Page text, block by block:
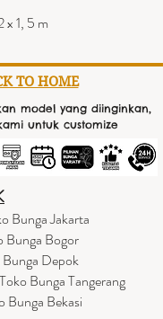
x 1, 5 m
TO HOME
model yang diinginkan,
untuk customize
Bunga Jakarta
Bunga Bogor
Depok
Bunga Tangerang
Bunga Bekasi